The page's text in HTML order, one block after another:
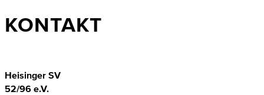
KONTAKT
Heisinger SV
52/96 e.V.